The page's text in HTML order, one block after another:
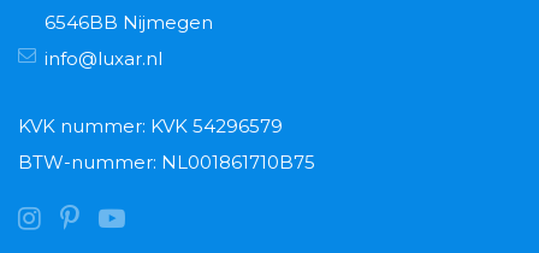
6546BB Nijmegen
info@luxar.nl
KVK nummer: KVK 54296579
BTW-nummer: NL001861710B75